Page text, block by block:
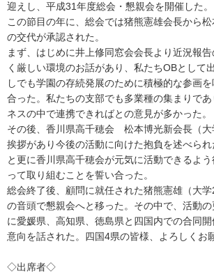
迎えし、平成31年度総会・懇親会を開催した。
この節目の年に、総会では猪熊憲雄会長から
の交代が承認された。
まず、はじめに井上修同窓会会長より近況報
く厳しい環境のお話があり、私たちOBとして
しでも学園の存続発展のために積極的な参画
合った。私たちの支部でも多業種の集まりで
ネスの中で連携できればとの意見が多かった。
その後、香川県高千穂会 松本博光新会長（大
挨拶があり今後の活動に向けた抱負を述べら
と更に香川県高千穂会が元気に活動できるよ
って取り組むことを誓い合った。
総会終了後、顧問に就任された猪熊憲雄（大
の音頭で懇親会へと移った。その中で、活動
に愛媛県、高知県、徳島県と四国内での合同
意向を話された。四国4県の皆様、よろしくお
◇出席者◇